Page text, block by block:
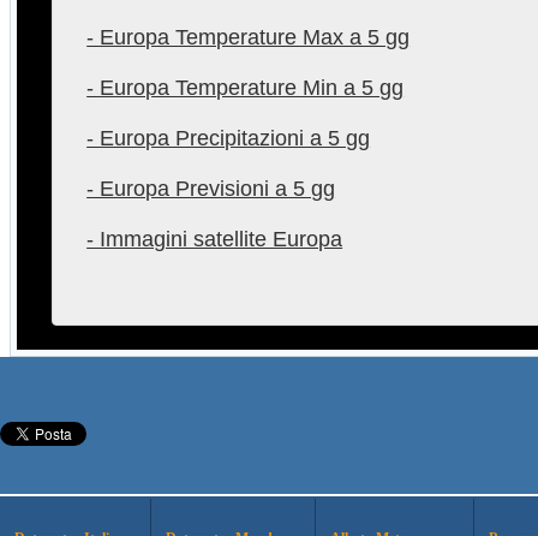
- Europa Temperature Max a 5 gg
- Europa Temperature Min a 5 gg
- Europa Precipitazioni a 5 gg
- Europa Previsioni a 5 gg
- Immagini satellite Europa